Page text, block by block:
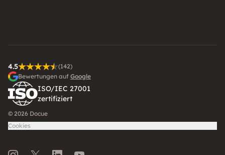
4.5
(142)
Bewertungen auf Google
ISO/IEC 27001
zertifiziert
© 2026 Docue
Cookies